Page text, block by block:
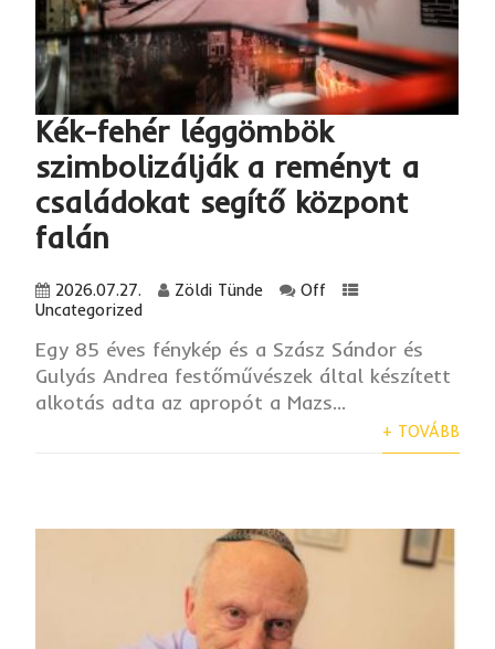
Kék-fehér léggömbök
szimbolizálják a reményt a
családokat segítő központ
falán
2026.07.27. Zöldi Tünde
Off
Uncategorized
Egy 85 éves fénykép és a Szász Sándor és
Gulyás Andrea festőművészek által készített
alkotás adta az apropót a Mazs...
+ TOVÁBB